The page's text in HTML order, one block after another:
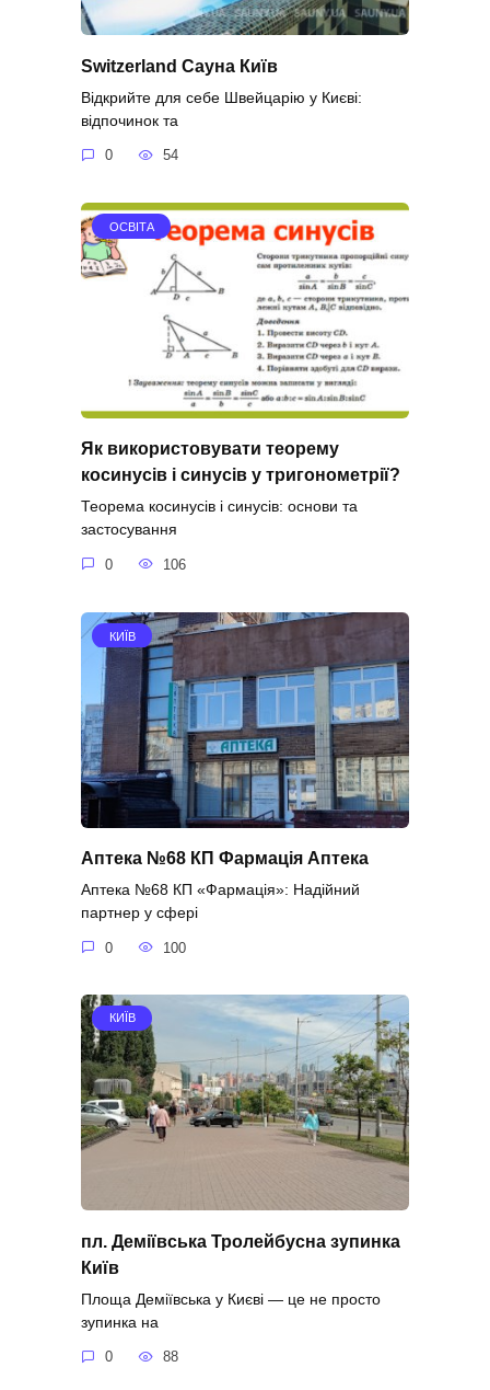
Switzerland Сауна Київ
Відкрийте для себе Швейцарію у Києві:
відпочинок та
0 54
ОСВІТА
Як використовувати теорему
косинусів і синусів у тригонометрії?
Теорема косинусів і синусів: основи та
застосування
0 106
КИЇВ
Аптека №68 КП Фармація Аптека
Аптека №68 КП «Фармація»: Надійний
партнер у сфері
0 100
КИЇВ
пл. Деміївська Тролейбусна зупинка
Київ
Площа Деміївська у Києві — це не просто
зупинка на
0 88